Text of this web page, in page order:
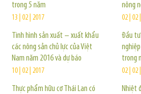
trong 5 năm
13 | 02 | 2017
Tình hình sản xuất – xuất khẩu
các nông sản chủ lực của Việt
Nam năm 2016 và dự báo
10 | 02 | 2017
Thực phẩm hữu cơ Thái Lan có
nông
02 | 02
Đầu
trong
02 | 02
Nhiệt